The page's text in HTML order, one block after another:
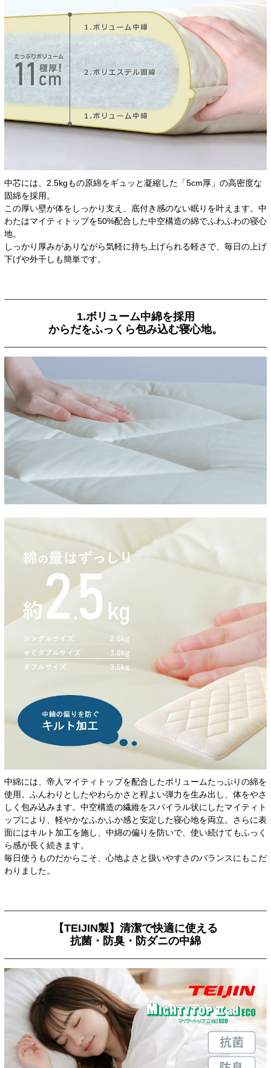
中芯には、2.5kgもの原綿をギュッと凝縮した「5cm厚」の高密度な
固綿を採用。
この厚い壁が体をしっかり支え、底付き感のない眠りを叶えます。中
わたはマイティトップを50%配合した中空構造の綿でふわふわの寝心
地。
しっかり厚みがありながら気軽に持ち上げられる軽さで、毎日の上げ
下げや外干しも簡単です。
1.ボリューム中綿を採用
からだをふっくら包み込む寝心地。
中綿には、帝人マイティトップを配合したボリュームたっぷりの綿を
使用。ふんわりとしたやわらかさと程よい弾力を生み出し、体をやさ
しく包み込みます。中空構造の繊維をスパイラル状にしたマイティト
ップにより、軽やかなふかふか感と安定した寝心地を両立。さらに表
面にはキルト加工を施し、中綿の偏りを防いで、使い続けてもふっく
ら感が長く続きます。
毎日使うものだからこそ、心地よさと扱いやすさのバランスにもこだ
わりました。
【TEIJIN製】清潔で快適に使える
抗菌・防臭・防ダニの中綿